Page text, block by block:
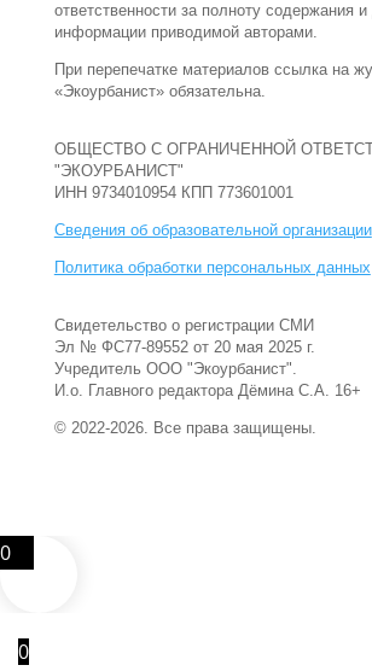
ответственности за полноту содержания и
информации приводимой авторами.
При перепечатке материалов ссылка на
«Экоурбанист» обязательна.
ОБЩЕСТВО С ОГРАНИЧЕННОЙ
"ЭКОУРБАНИСТ"
ИНН 9734010954 КПП 773601001
Сведения об образовательной организации
Политика обработки персональных данных
Свидетельство о регистрации СМИ
Эл № ФС77-89552 от 20 мая 2025 г.
Учредитель ООО "Экоурбанист".
И.о. Главного редактора Дёмина С.А. 16+
© 2022-2026. Все права защищены.
0
0